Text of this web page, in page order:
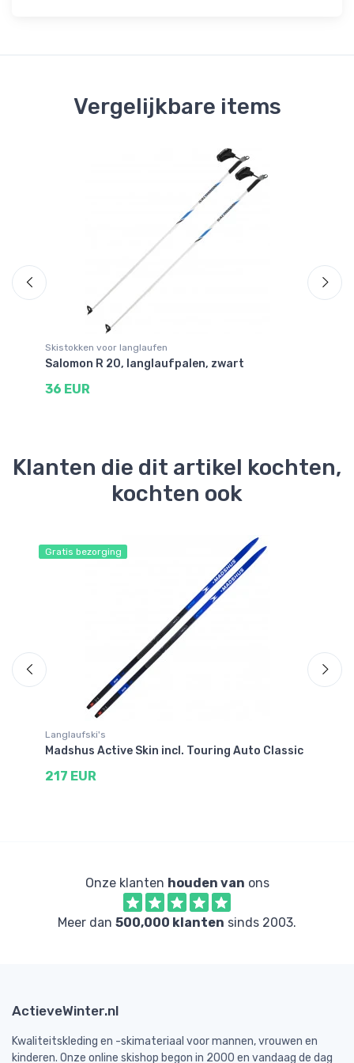
Vergelijkbare items
Skistokken voor langlaufen
Salomon R 20, langlaufpalen, zwart
36 EUR
Klanten die dit artikel kochten,
kochten ook
Gratis bezorging
Langlaufski's
Madshus Active Skin incl. Touring Auto Classic
217 EUR
Onze klanten houden van ons
Meer dan 500,000 klanten sinds 2003.
ActieveWinter.nl
Kwaliteitskleding en -skimateriaal voor mannen, vrouwen en
kinderen. Onze online skishop begon in 2000 en vandaag de dag